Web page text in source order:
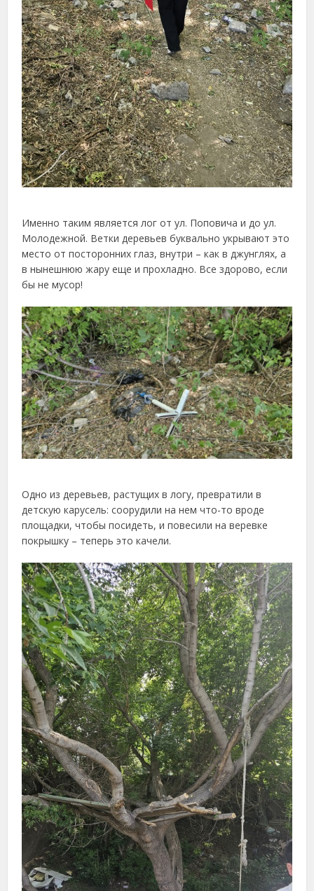
Именно таким является лог от ул. Поповича и до ул.
Молодежной. Ветки деревьев буквально укрывают это
место от посторонних глаз, внутри – как в джунглях, а
в нынешнюю жару еще и прохладно. Все здорово, если
бы не мусор!
Одно из деревьев, растущих в логу, превратили в
детскую карусель: соорудили на нем что-то вроде
площадки, чтобы посидеть, и повесили на веревке
покрышку – теперь это качели.